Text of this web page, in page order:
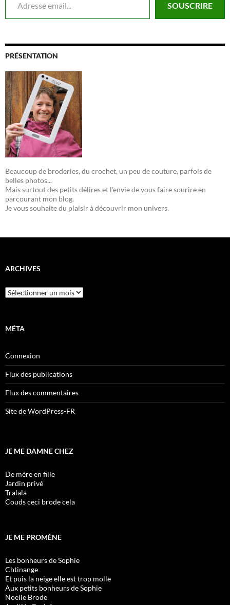
SOUSCRIRE
PRÉSENTATION
Beaucoup de broderies, du crochet, un peu de couture, parfois de
belles photos...
Mais surtout des petits délires et l'envie de vous faire sourire en
parcourant mon blog.
Je vous souhaite du plaisir à découvrir mon univers.
ARCHIVES
Archives
MÉTA
Connexion
Flux des publications
Flux des commentaires
Site de WordPress-FR
JE ME DAMNE CHEZ
De mère en fille
Jardin privé
Tralala
Couds ceci brode cela
JE ME PROMÈNE
Les bonheurs de Sophie
Chtinange
Et puis la neige elle est trop molle
Aux petits bonheurs de Sophie
Noëlle Brode